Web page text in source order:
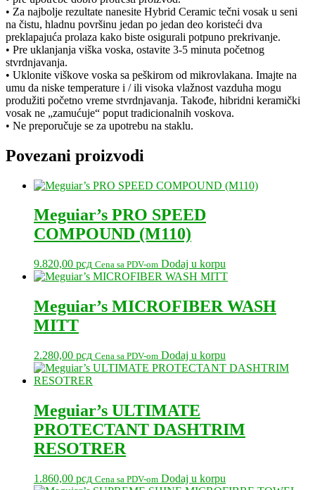
• Za najbolje rezultate nanesite Hybrid Ceramic tečni vosak u seni
na čistu, hladnu površinu jedan po jedan deo koristeći dva
preklapajuća prolaza kako biste osigurali potpuno prekrivanje.
• Pre uklanjanja viška voska, ostavite 3-5 minuta početnog
stvrdnjavanja.
• Uklonite viškove voska sa peškirom od mikrovlakana. Imajte na
umu da niske temperature i / ili visoka vlažnost vazduha mogu
produžiti početno vreme stvrdnjavanja. Takođe, hibridni keramički
vosak ne „zamućuje“ poput tradicionalnih voskova.
• Ne preporučuje se za upotrebu na staklu.
Povezani proizvodi
Meguiar’s PRO SPEED
COMPOUND (M110)
9.820,00 рсд Cena sa PDV-om Dodaj u korpu
Meguiar’s MICROFIBER WASH
MITT
2.280,00 рсд Cena sa PDV-om Dodaj u korpu
Meguiar’s ULTIMATE
PROTECTANT DASHTRIM
RESOTRER
1.860,00 рсд Cena sa PDV-om Dodaj u korpu